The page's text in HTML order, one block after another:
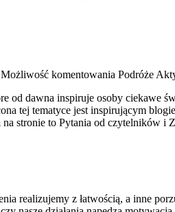
Możliwość komentowania Podróże
od dawna inspiruje osoby ciekawe
tej tematyce jest inspirującym
na stronie to Pytania od czytelników
realizujemy z łatwością, a inne